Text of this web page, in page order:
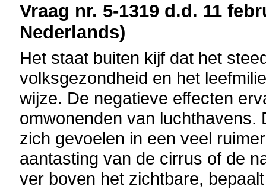
Vraag nr. 5-1319 d.d. 11
Nederlands)
Het staat buiten kijf dat het
volksgezondheid en het
wijze. De negatieve effecten
omwonenden van
zich gevoelen in een veel
aantasting van de cirrus of de
ver boven het zichtbare,